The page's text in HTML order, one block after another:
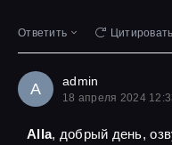
Ответить Цитировать
A admin
18 апреля 2024
Alla, добрый день,